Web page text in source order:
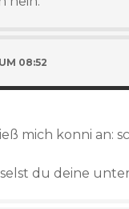
08:52
mich konni an:
du deine